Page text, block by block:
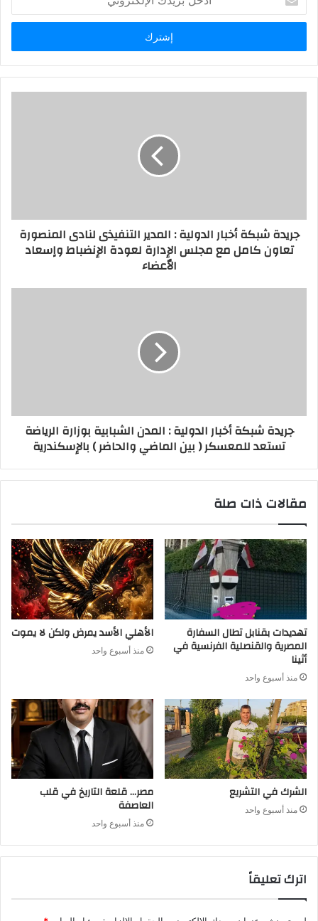
بريدك
الإلكتروني
جريدة شبكة أخبار الدولية : المدير التنفيذى لنادى المنصورة
تعاون كامل مع مجلس الإدارة لعودة الإنضباط واٍسعاد
الاٌعضاء
جريدة شبكة أخبار الدولية : المدن الشبابية بوزارة الرياضة
تستعد للمعسكر ( بين الماضي والحاضر ) بالإسكندرية
مقالات ذات صلة
تهديدات بقنابل تطال السفارة
المصرية والقنصلية الفرنسية في
أثينا
منذ أسبوع واحد
الأهلي الأسد يمرض ولكن لا يموت
منذ أسبوع واحد
الشرك في التشريع
منذ أسبوع واحد
مصر… قلعة التاريخ في قلب
العاصفة
منذ أسبوع واحد
اترك تعليقاً